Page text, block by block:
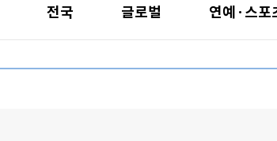
전국 글로벌 연예·스포